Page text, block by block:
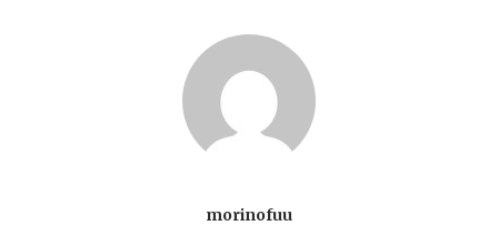
morinofuu